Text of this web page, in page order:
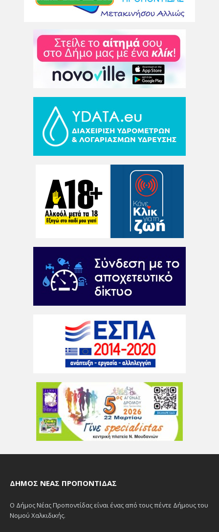
ΔΉΜΟΣ ΝΈΑΣ ΠΡΟΠΟΝΤΊΔΑΣ
Ο Δήμος Νέας Προποντίδας είναι ένας από τους πέντε Δήμους του
Νομού Χαλκιδικής.